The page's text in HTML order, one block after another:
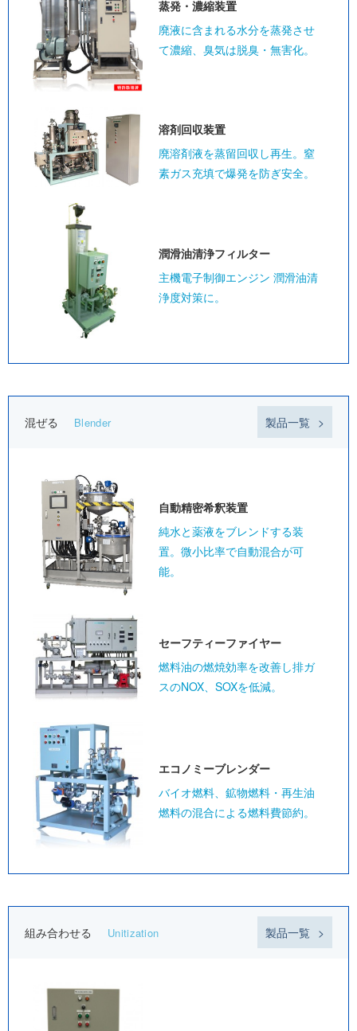
蒸発・濃縮装置
廃液に含まれる水分を蒸発させ
て濃縮、臭気は脱臭・無害化。
溶剤回収装置
廃溶剤液を蒸留回収し再生。窒
素ガス充填で爆発を防ぎ安全。
潤滑油清浄フィルター
主機電子制御エンジン 潤滑油清
浄度対策に。
混ぜる Blender 製品一覧
自動精密希釈装置
純水と薬液をブレンドする装
置。微小比率で自動混合が可
能。
セーフティーファイヤー
燃料油の燃焼効率を改善し排ガ
スのNOX、SOXを低減。
エコノミーブレンダー
バイオ燃料、鉱物燃料・再生油
燃料の混合による燃料費節約。
組み合わせる Unitization 製品一覧